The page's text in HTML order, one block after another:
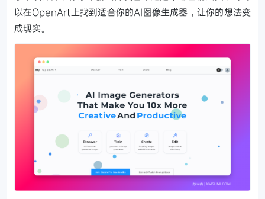
以在OpenArt上找到适合你的AI图像生成器，让你的想法变
成现实。